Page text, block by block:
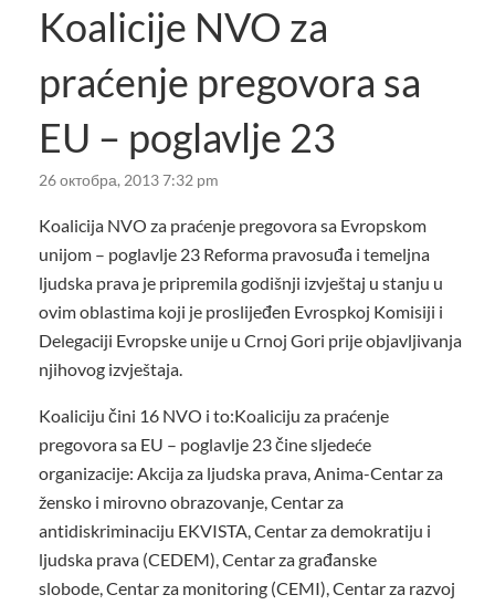
Koalicije NVO za
praćenje pregovora sa
EU – poglavlje 23
26 октобра, 2013 7:32 pm
Koalicija NVO za praćenje pregovora sa Evropskom
unijom – poglavlje 23 Reforma pravosuđa i temeljna
ljudska prava je pripremila godišnji izvještaj u stanju u
ovim oblastima koji je proslijeđen Evrospkoj Komisiji i
Delegaciji Evropske unije u Crnoj Gori prije objavljivanja
njihovog izvještaja.
Koaliciju čini 16 NVO i to:Koaliciju za praćenje
pregovora sa EU – poglavlje 23 čine sljedeće
organizacije: Akcija za ljudska prava, Anima-Centar za
žensko i mirovno obrazovanje, Centar za
antidiskriminaciju EKVISTA, Centar za demokratiju i
ljudska prava (CEDEM), Centar za građanske
slobode, Centar za monitoring (CEMI), Centar za razvoj